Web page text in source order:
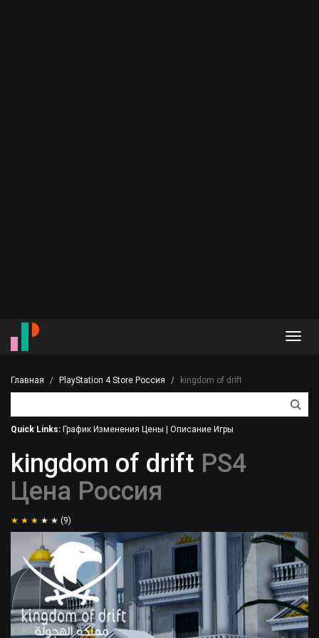
Главная PlayStation 4 Store Россия kingdom of drift
Quick Links: График Изменения Цены Описание Игры
kingdom of drift PS4
Цена Россия
(9)